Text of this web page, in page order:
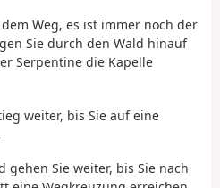
Weg, es ist immer noch der
Sie durch den Wald hinauf
Serpentine die Kapelle
weiter, bis Sie auf eine
gehen Sie weiter, bis Sie nach